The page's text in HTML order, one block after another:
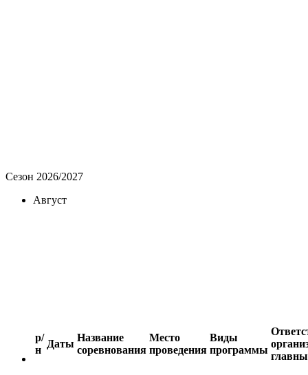
Сезон 2026/2027
Август
р/
н
Даты
Название
соревнования
Место
проведения
Виды
программы